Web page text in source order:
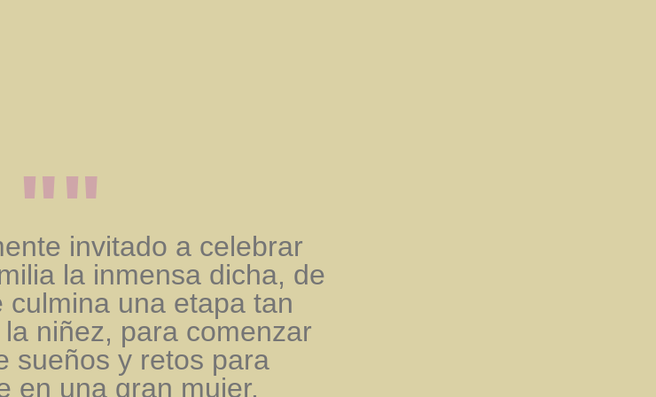
""invitado a celebrar
la inmensa dicha, de
culmina una etapa tan
niñez, para comenzar
sueños y retos para
en una gran mujer.